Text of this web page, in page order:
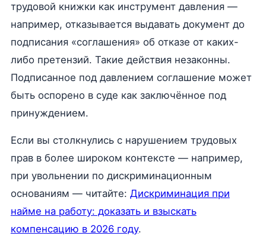
трудовой книжки как инструмент давления —
например, отказывается выдавать документ до
подписания «соглашения» об отказе от каких-
либо претензий. Такие действия незаконны.
Подписанное под давлением соглашение может
быть оспорено в суде как заключённое под
принуждением.
Если вы столкнулись с нарушением трудовых
прав в более широком контексте — например,
при увольнении по дискриминационным
основаниям — читайте: Дискриминация при
найме на работу: доказать и взыскать
компенсацию в 2026 году.